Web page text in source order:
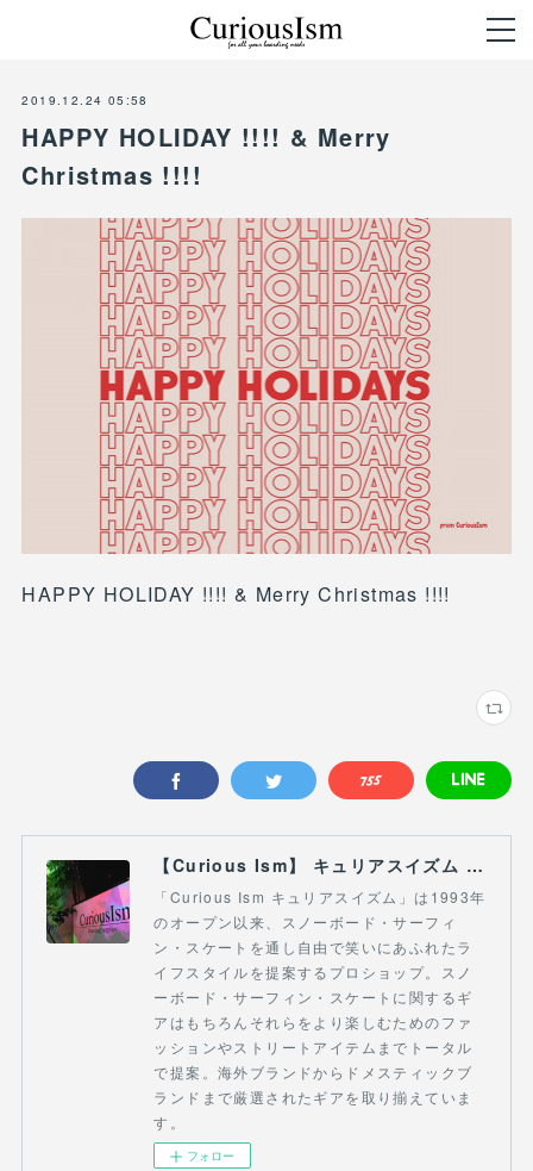
2019.12.24 05:58
HAPPY HOLIDAY !!!! & Merry
Christmas !!!!
HAPPY HOLIDAY !!!! & Merry Christmas !!!!
【Curious Ism】 キュリアスイズム l スノーボードショップ サーフショップ 福島県 会津若松市 郡山市 通販
「Curious Ism キュリアスイズム」は1993年
のオープン以来、スノーボード・サーフィ
ン・スケートを通し自由で笑いにあふれたラ
イフスタイルを提案するプロショップ。スノ
ーボード・サーフィン・スケートに関するギ
アはもちろんそれらをより楽しむためのファ
ッションやストリートアイテムまでトータル
で提案。海外ブランドからドメスティックブ
ランドまで厳選されたギアを取り揃えていま
す。
フォロー